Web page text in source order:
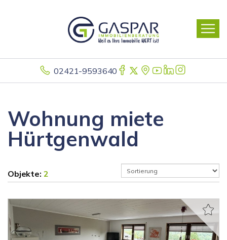
02421-9593640
Wohnung miete
Hürtgenwald
Objekte: 2